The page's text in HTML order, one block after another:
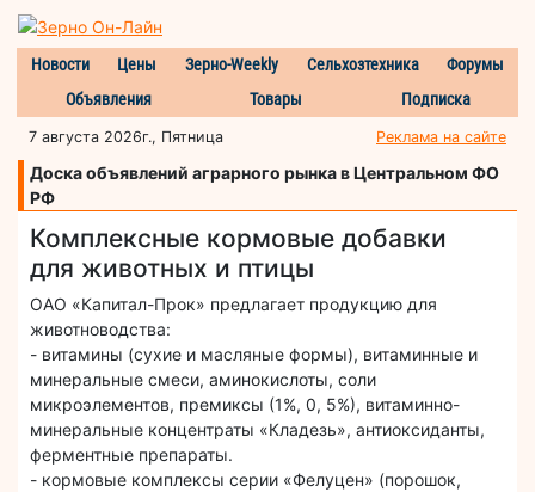
Новости Цены Зерно-Weekly Сельхозтехника
Форумы
Объявления
Товары Подписка
7 августа 2026г., Пятница Реклама на сайте
Доска объявлений аграрного рынка в Центральном ФО
РФ
Комплексные кормовые добавки
для животных и птицы
ОАО «Капитал-Прок» предлагает продукцию для
животноводства:
- витамины (сухие и масляные формы), витаминные и
минеральные смеси, аминокислоты, соли
микроэлементов, премиксы (1%, 0, 5%), витаминно-
минеральные концентраты «Кладезь», антиоксиданты,
ферментные препараты.
- кормовые комплексы серии «Фелуцен» (порошок,